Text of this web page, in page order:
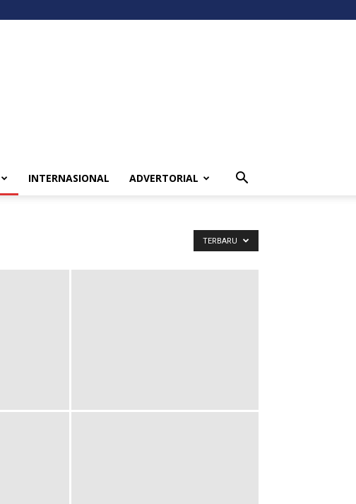
INTERNASIONAL ADVERTORIAL
TERBARU